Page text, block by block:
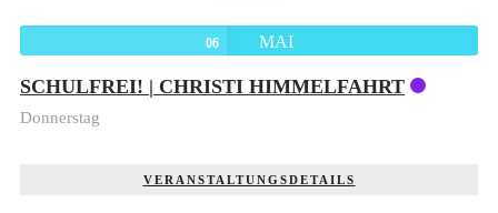
06 MAI
SCHULFREI! | CHRISTI HIMMELFAHRT
Donnerstag
VERANSTALTUNGSDETAILS